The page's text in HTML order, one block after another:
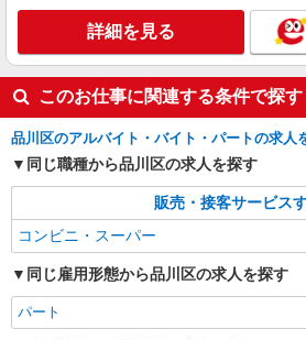
詳細を見る
このお仕事に関連する条件で探す
品川区のアルバイト・バイト・パートの求人
同じ職種から品川区の求人を探す
販売・接客サービス
コンビニ・スーパー
同じ雇用形態から品川区の求人を探す
パート